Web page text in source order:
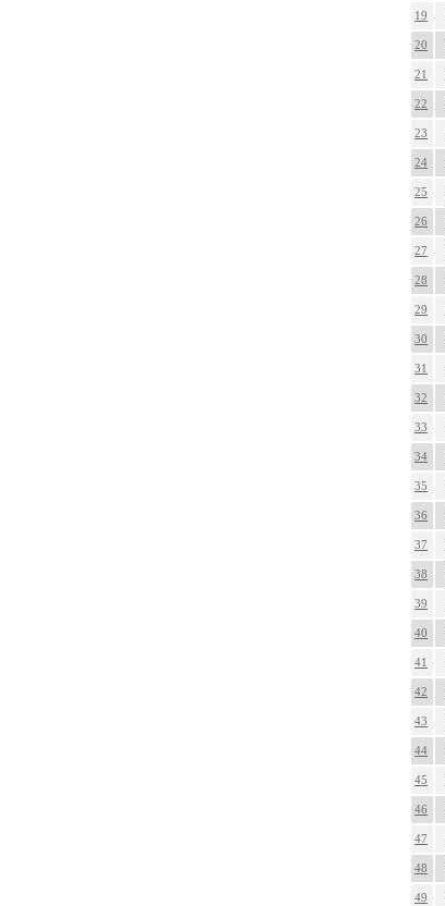
19
20
21
22
23
24
25
26
27
28
29
30
31
32
33
34
35
36
37
38
39
40
41
42
43
44
45
46
47
48
49